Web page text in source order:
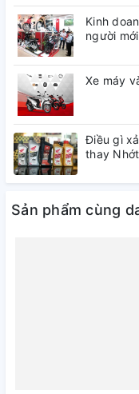
Kinh
người
Xe máy
Điều gì
thay
Sản phẩm cùng